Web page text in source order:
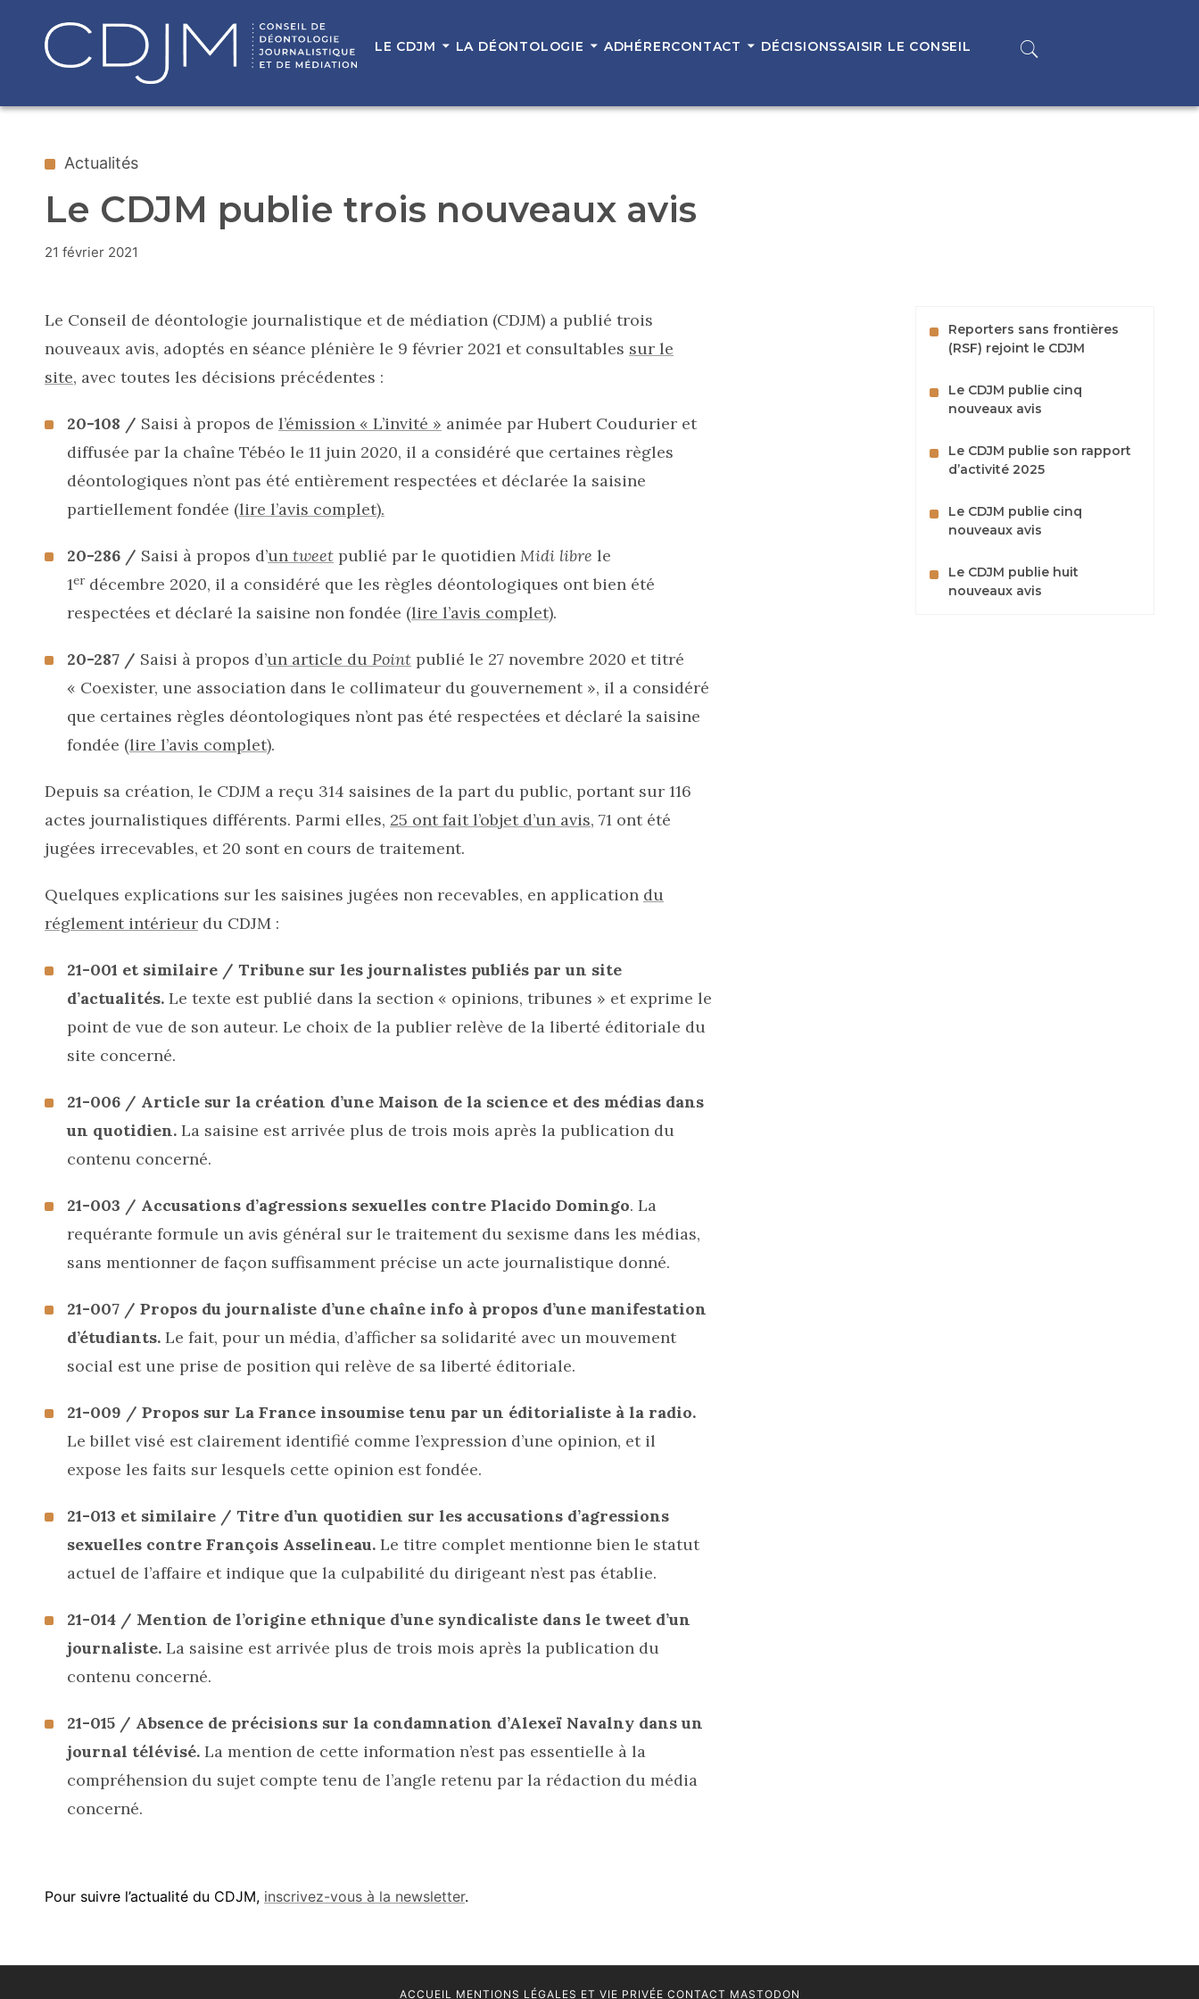
LE CDJM LA DÉONTOLOGIE ADHÉRERCONTACT DÉCISIONSSAISIR LE CONSEIL
Actualités
Le CDJM publie trois nouveaux avis
21 février 2021
Le Conseil de déontologie journalistique et de médiation (CDJM) a publié trois
nouveaux avis, adoptés en séance plénière le 9 février 2021 et consultables sur le
site, avec toutes les décisions précédentes :
20-108 / Saisi à propos de l’émission « L’invité » animée par Hubert Coudurier et
diffusée par la chaîne Tébéo le 11 juin 2020, il a considéré que certaines règles
déontologiques n’ont pas été entièrement respectées et déclarée la saisine
partiellement fondée (lire l’avis complet).
20-286 / Saisi à propos d’un tweet publié par le quotidien Midi libre le
1erdécembre 2020, il a considéré que les règles déontologiques ont bien été
respectées et déclaré la saisine non fondée (lire l’avis complet).
20-287 / Saisi à propos d’un article du Point publié le 27 novembre 2020 et titré
« Coexister, une association dans le collimateur du gouvernement », il a considéré
que certaines règles déontologiques n’ont pas été respectées et déclaré la saisine
fondée (lire l’avis complet).
Depuis sa création, le CDJM a reçu 314 saisines de la part du public, portant sur 116
actes journalistiques différents. Parmi elles, 25 ont fait l’objet d’un avis, 71 ont été
jugées irrecevables, et 20 sont en cours de traitement.
Quelques explications sur les saisines jugées non recevables, en application du
réglement intérieur du CDJM :
21-001 et similaire / Tribune sur les journalistes publiés par un site
d’actualités. Le texte est publié dans la section « opinions, tribunes » et exprime le
point de vue de son auteur. Le choix de la publier relève de la liberté éditoriale du
site concerné.
21-006 / Article sur la création d’une Maison de la science et des médias dans
un quotidien. La saisine est arrivée plus de trois mois après la publication du
contenu concerné.
21-003 / Accusations d’agressions sexuelles contre Placido Domingo. La
requérante formule un avis général sur le traitement du sexisme dans les médias,
sans mentionner de façon suffisamment précise un acte journalistique donné.
21-007 / Propos du journaliste d’une chaîne info à propos d’une manifestation
d’étudiants. Le fait, pour un média, d’afficher sa solidarité avec un mouvement
social est une prise de position qui relève de sa liberté éditoriale.
21-009 / Propos sur La France insoumise tenu par un éditorialiste à la radio.
Le billet visé est clairement identifié comme l’expression d’une opinion, et il
expose les faits sur lesquels cette opinion est fondée.
21-013 et similaire / Titre d’un quotidien sur les accusations d’agressions
sexuelles contre François Asselineau. Le titre complet mentionne bien le statut
actuel de l’affaire et indique que la culpabilité du dirigeant n’est pas établie.
21-014 / Mention de l’origine ethnique d’une syndicaliste dans le tweet d’un
journaliste. La saisine est arrivée plus de trois mois après la publication du
contenu concerné.
21-015 / Absence de précisions sur la condamnation d’Alexeï Navalny dans un
journal télévisé. La mention de cette information n’est pas essentielle à la
compréhension du sujet compte tenu de l’angle retenu par la rédaction du média
concerné.
Pour suivre l’actualité du CDJM, inscrivez-vous à la newsletter.
Reporters sans frontières
(RSF) rejoint le CDJM
Le CDJM publie cinq
nouveaux avis
Le CDJM publie son rapport
d’activité 2025
Le CDJM publie cinq
nouveaux avis
Le CDJM publie huit
nouveaux avis
ACCUEIL MENTIONS LÉGALES ET VIE PRIVÉE CONTACT MASTODON